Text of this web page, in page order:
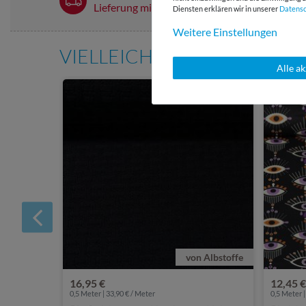
Lieferung mit DHL
VIELLEICHT AUCH
von Albstoffe
16,95 €
0,5 Meter | 33,90 € / Meter
12,45 €
0,5 Meter
Diensten erklären wir in unserer
Weitere Einstellungen
Alle